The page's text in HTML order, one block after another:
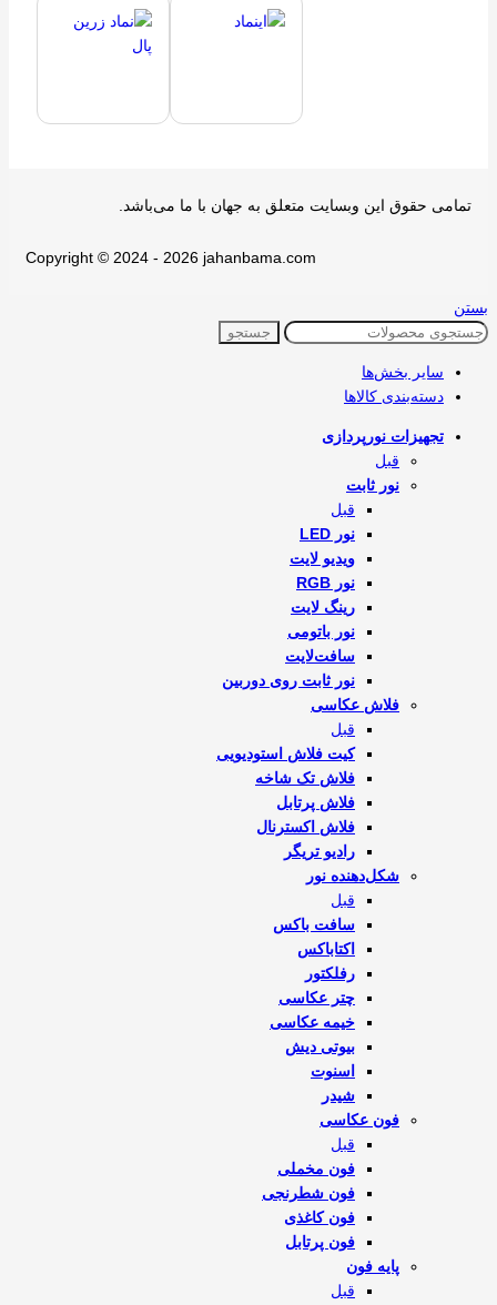
تمامی حقوق اين وبسايت متعلق به جهان با ما می‌باشد.
Copyright © 2024 - 2026 jahanbama.com
بستن
جستجو
سایر بخش‌ها
دسته‌بندی کالاها
تجهیزات نورپردازی
قبل
نور ثابت
قبل
نور LED
ویدیو لایت
نور RGB
رینگ لایت
نور باتومی
سافت‌لایت
نور ثابت روی دوربین
فلاش‌ عکاسی
قبل
کیت فلاش استودیویی
فلاش تک شاخه
فلاش پرتابل
فلاش اکسترنال
رادیو تریگر
شکل‌دهنده نور
قبل
سافت باکس
اکتاباکس
رفلکتور
چتر عکاسی
خیمه عکاسی
بیوتی دیش
اسنوت
شیدر
فون عکاسی
قبل
فون مخملی
فون شطرنجی
فون کاغذی
فون پرتابل
پایه فون
قبل